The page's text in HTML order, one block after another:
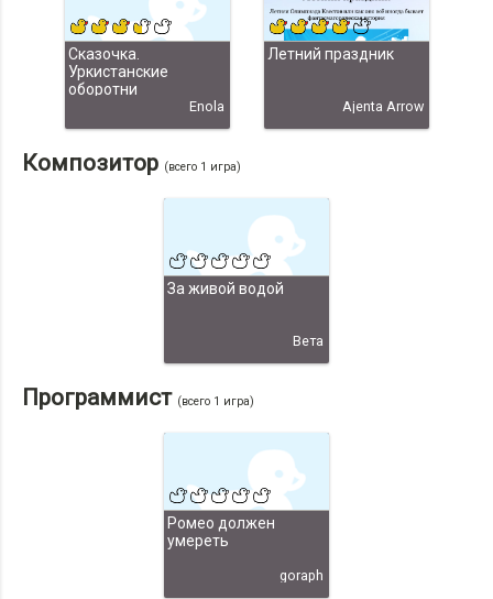
Сказочка.
Уркистанские
оборотни
Enola
Летний праздник
Ajenta Arrow
Композитор (всего 1 игра)
За живой водой
Вета
Программист (всего 1 игра)
Ромео должен
умереть
goraph